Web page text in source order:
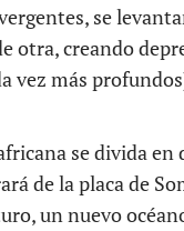
se
otra, creando
vez más
se divida en
de la placa de
un nuevo